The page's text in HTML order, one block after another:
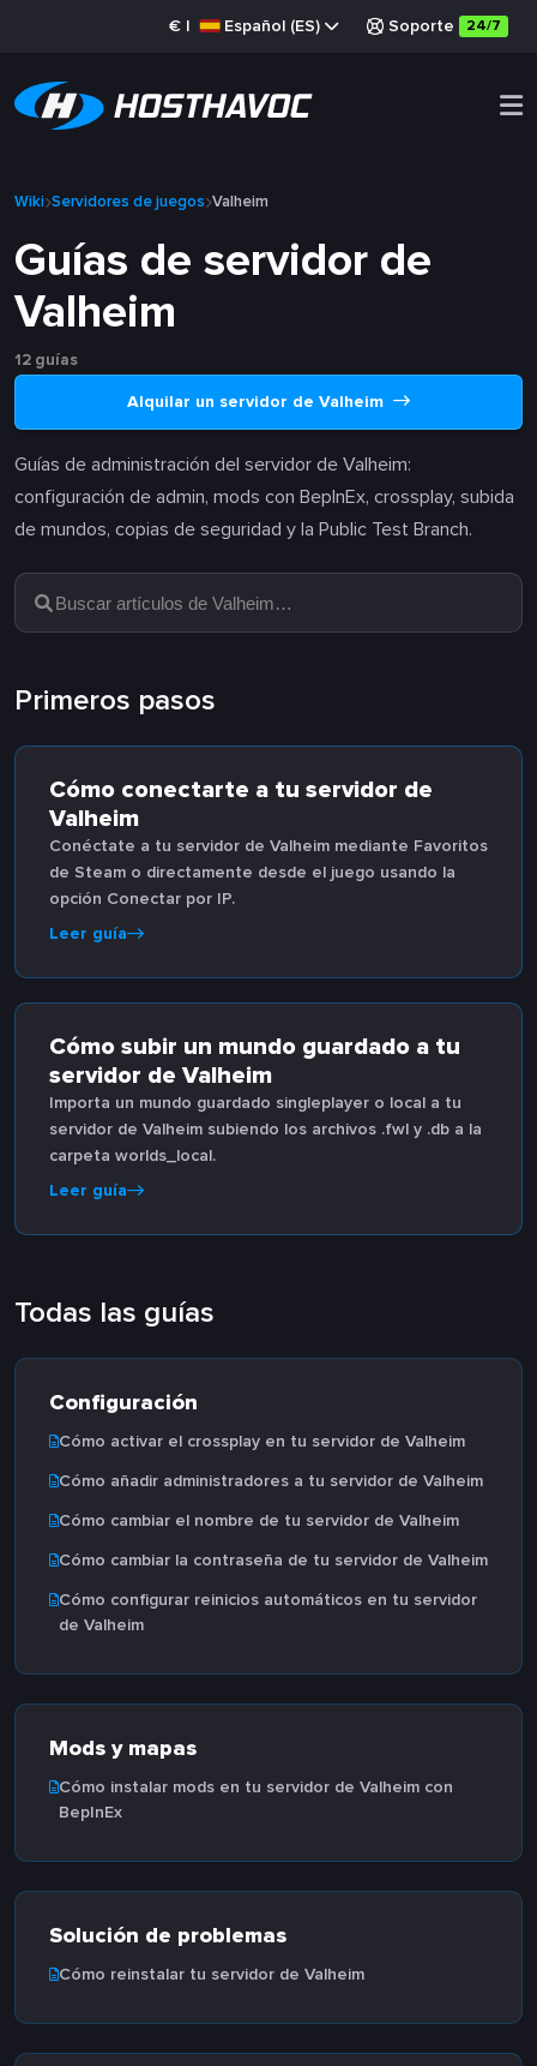
€ | Español (ES) Soporte 24/7
Wiki Servidores de juegos Valheim
Guías de servidor de
Valheim
12 guías
Alquilar un servidor de Valheim
Guías de administración del servidor de Valheim:
configuración de admin, mods con BepInEx, crossplay, subida
de mundos, copias de seguridad y la Public Test Branch.
Primeros pasos
Cómo conectarte a tu servidor de
Valheim
Conéctate a tu servidor de Valheim mediante Favoritos
de Steam o directamente desde el juego usando la
opción Conectar por IP.
Leer guía
Cómo subir un mundo guardado a tu
servidor de Valheim
Importa un mundo guardado singleplayer o local a tu
servidor de Valheim subiendo los archivos .fwl y .db a la
carpeta worlds_local.
Leer guía
Todas las guías
Configuración
Cómo activar el crossplay en tu servidor de Valheim
Cómo añadir administradores a tu servidor de Valheim
Cómo cambiar el nombre de tu servidor de Valheim
Cómo cambiar la contraseña de tu servidor de Valheim
Cómo configurar reinicios automáticos en tu servidor
de Valheim
Mods y mapas
Cómo instalar mods en tu servidor de Valheim con
BepInEx
Solución de problemas
Cómo reinstalar tu servidor de Valheim